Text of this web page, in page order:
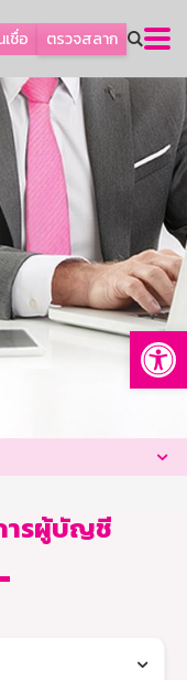
ชื่อ ตรวจสลาก
ารผู้บัญชี